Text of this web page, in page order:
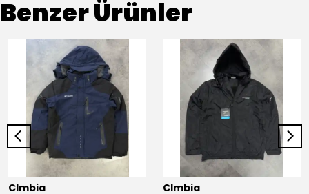
Benzer Ürünler
Clmbia Clmbia